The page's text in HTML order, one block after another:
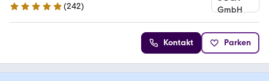
4.9 Sterne
(242)
Kontakt Parken